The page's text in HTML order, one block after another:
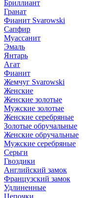
Бриллиант
Гранат
Фианит Svarowski
Сапфир
Муассанит
Эмаль
Янтарь
Агат
Фианит
Жемчуг Svarowski
Женские
Женские золотые
Мужские золотые
Женские серебряные
Золотые обручальные
Женские обручальные
Мужские серебряные
Серьги
Гвоздики
Английский замок
Французский замок
Удлиненные
Цепочки